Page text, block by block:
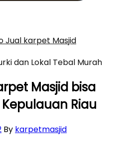
Jual karpet Masjid
dan Lokal Tebal Murah
Masjid bisa
Riau
By karpetmasjid